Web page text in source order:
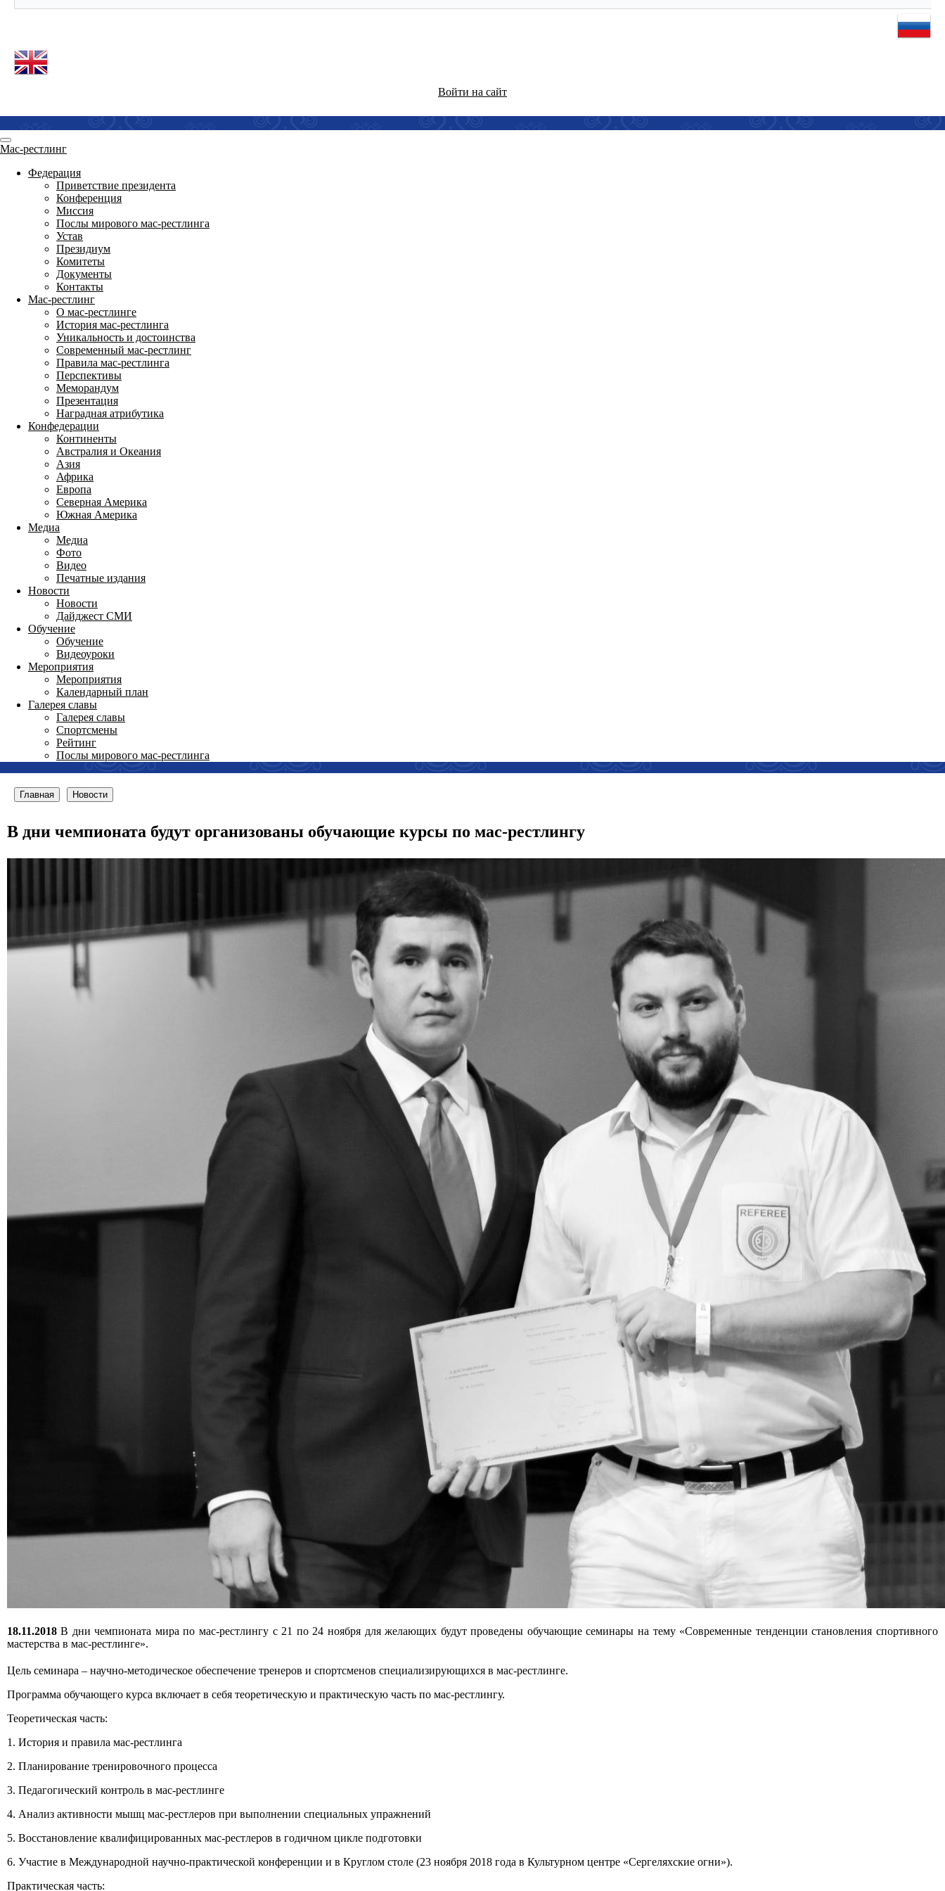
Войти на сайт
Мас-рестлинг
Федерация
Приветствие президента
Конференция
Миссия
Послы мирового мас-рестлинга
Устав
Президиум
Комитеты
Документы
Контакты
Мас-рестлинг
О мас-рестлинге
История мас-рестлинга
Уникальность и достоинства
Современный мас-рестлинг
Правила мас-рестлинга
Перспективы
Меморандум
Презентация
Наградная атрибутика
Конфедерации
Континенты
Австралия и Океания
Азия
Африка
Европа
Северная Америка
Южная Америка
Медиа
Медиа
Фото
Видео
Печатные издания
Новости
Новости
Дайджест СМИ
Обучение
Обучение
Видеоуроки
Мероприятия
Мероприятия
Календарный план
Галерея славы
Галерея славы
Спортсмены
Рейтинг
Послы мирового мас-рестлинга
Главная Новости
В дни чемпионата будут организованы обучающие курсы по мас-рестлингу
18.11.2018 В дни чемпионата мира по мас-рестлингу с 21 по 24 ноября для желающих будут проведены обучающие семинары на тему «Современные тенденции становления спортивного
мастерства в мас-рестлинге».
Цель семинара – научно-методическое обеспечение тренеров и спортсменов специализирующихся в мас-рестлинге.
Программа обучающего курса включает в себя теоретическую и практическую часть по мас-рестлингу.
Теоретическая часть:
1. История и правила мас-рестлинга
2. Планирование тренировочного процесса
3. Педагогический контроль в мас-рестлинге
4. Анализ активности мышц мас-рестлеров при выполнении специальных упражнений
5. Восстановление квалифицированных мас-рестлеров в годичном цикле подготовки
6. Участие в Международной научно-практической конференции и в Круглом столе (23 ноября 2018 года в Культурном центре «Сергеляхские огни»).
Практическая часть: